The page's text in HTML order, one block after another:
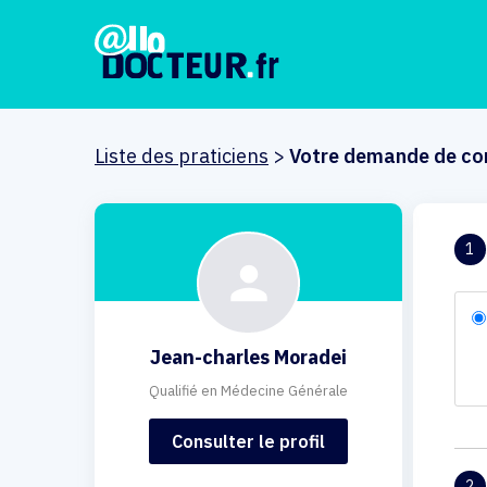
Liste des praticiens > Votre demande de
Jean-charles Moradei
Qualifié en Médecine Générale
Consulter le profil
1